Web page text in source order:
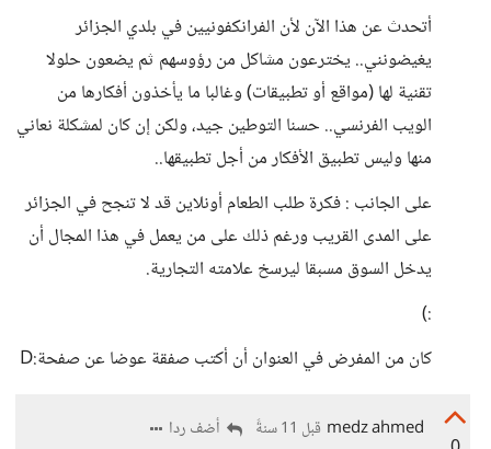
أتحدث عن هذا الآن لأن الفرانكفونيين في بلدي الجزائر
يغيضونني.. يخترعون مشاكل من رؤوسهم ثم يضعون حلولا
تقنية لها (مواقع أو تطبيقات) وغالبا ما يأخذون أفكارها من
الويب الفرنسي.. حسنا التوطين جيد، ولكن إن كان لمشكلة نعاني
منها وليس تطبيق الأفكار من أجل تطبيقها..
على الجانب : فكرة طلب الطعام أونلاين قد لا تنجح في الجزائر
على المدى القريب ورغم ذلك على من يعمل في هذا المجال أن
يدخل السوق مسبقا ليرسخ علامته التجارية.
:)
كان من المفرض في العنوان أن أكتب صفقة عوضا عن صفحة:D
medz ahmed قبل 11 سنةً أضف ردا